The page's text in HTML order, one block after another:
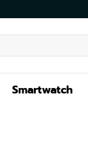
Smartwatch